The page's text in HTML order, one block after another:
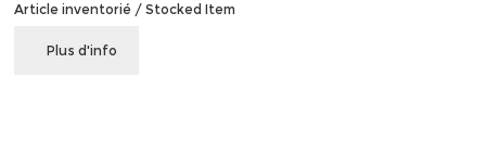
Article inventorié / Stocked Item
Plus d'info